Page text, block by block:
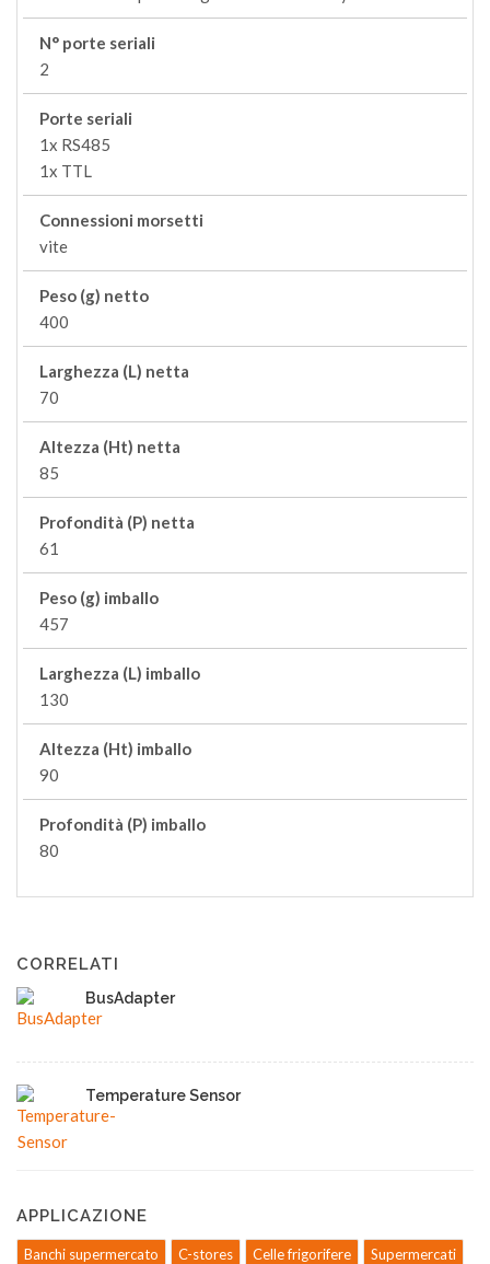
N° porte seriali
2
Porte seriali
1x RS485
1x TTL
Connessioni morsetti
vite
Peso (g) netto
400
Larghezza (L) netta
70
Altezza (Ht) netta
85
Profondità (P) netta
61
Peso (g) imballo
457
Larghezza (L) imballo
130
Altezza (Ht) imballo
90
Profondità (P) imballo
80
CORRELATI
BusAdapter
Temperature Sensor
APPLICAZIONE
Banchi supermercato C-stores Celle frigorifere Supermercati